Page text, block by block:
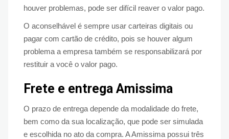
houver problemas, pode ser difícil reaver o valor pago.
O aconselhável é sempre usar carteiras digitais ou
pagar com cartão de crédito, pois se houver algum
problema a empresa também se responsabilizará por
restituir a você o valor pago.
Frete e entrega Amissima
O prazo de entrega depende da modalidade do frete,
bem como da sua localização, que pode ser simulada
e escolhida no ato da compra. A Amissima possui três